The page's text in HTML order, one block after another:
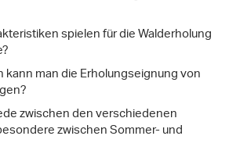
spielen für die Walderholung
man die Erholungseignung von
zwischen den verschiedenen
zwischen Sommer- und